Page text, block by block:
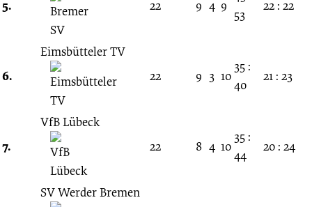
5. 22 9 4 9
53
22 : 22
6.
Eimsbütteler TV
22
9 3 10
35 :
40
21 : 23
7.
VfB Lübeck
22
8 4 10
35 :
44
20 : 24
SV Werder Bremen